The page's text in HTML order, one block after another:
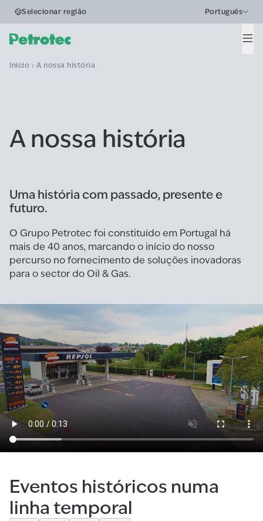
Selecionar região Português
Início A nossa história
A nossa história
Uma história com passado, presente e
futuro.
O Grupo Petrotec foi constituído em Portugal há
mais de 40 anos, marcando o início do nosso
percurso no fornecimento de soluções inovadoras
para o sector do Oil & Gas.
Eventos históricos numa
linha temporal